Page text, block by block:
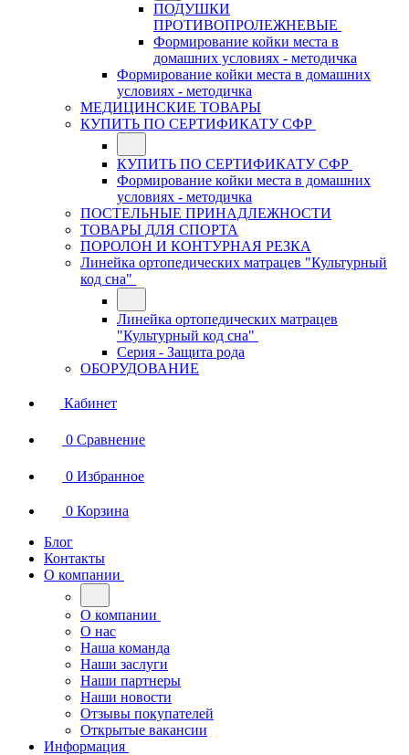
ПОДУШКИ
ПРОТИВОПРОЛЕЖНЕВЫЕ
Формирование койки места в
домашних условиях - методичка
Формирование койки места в домашних
условиях - методичка
МЕДИЦИНСКИЕ ТОВАРЫ
КУПИТЬ ПО СЕРТИФИКАТУ СФР
КУПИТЬ ПО СЕРТИФИКАТУ СФР
Формирование койки места в домашних
условиях - методичка
ПОСТЕЛЬНЫЕ ПРИНАДЛЕЖНОСТИ
ТОВАРЫ ДЛЯ СПОРТА
ПОРОЛОН И КОНТУРНАЯ РЕЗКА
Линейка ортопедических матрацев "Культурный
код сна"
Линейка ортопедических матрацев
"Культурный код сна"
Серия - Защита рода
ОБОРУДОВАНИЕ
Кабинет
0 Сравнение
0 Избранное
0 Корзина
Блог
Контакты
О компании
О компании
О нас
Наша команда
Наши заслуги
Наши партнеры
Наши новости
Отзывы покупателей
Открытые вакансии
Информация